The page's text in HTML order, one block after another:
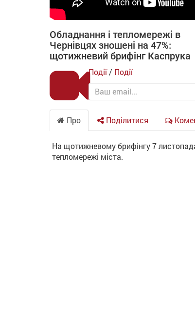
Обладнання і тепломережі в
Чернівцях зношені на 47%:
щотижневий брифінг Каспрука
Події / Події
Про Поділитися
На щотижневому брифінгу 7
тепломережі міста.